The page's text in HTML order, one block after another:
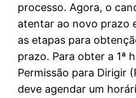
processo. Agora, o
atentar ao novo prazo
as etapas para
prazo. Para obter a 1ª
Permissão para Dirigir
deve agendar um